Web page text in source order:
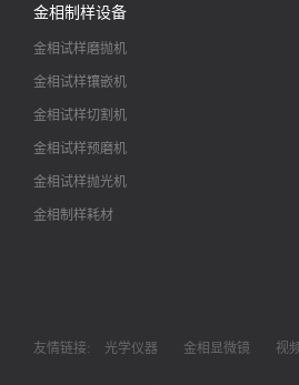
金相制样设备
金相试样磨抛机
金相试样镶嵌机
金相试样切割机
金相试样预磨机
金相试样抛光机
金相制样耗材
友情链接: 光学仪器 金相显微镜 视